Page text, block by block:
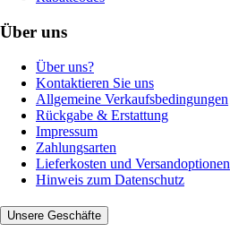
Über uns
Über uns?
Kontaktieren Sie uns
Allgemeine Verkaufsbedingungen
Rückgabe & Erstattung
Impressum
Zahlungsarten
Lieferkosten und Versandoptionen
Hinweis zum Datenschutz
Unsere Geschäfte